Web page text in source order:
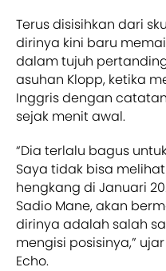
Terus disisihkan dari
dirinya kini baru
dalam tujuh
asuhan Klopp, ketika
Inggris dengan
sejak menit awal.
“Dia terlalu bagus
Saya tidak bisa
hengkang di Januari
Sadio Mane, akan
dirinya adalah salah
mengisi posisinya,”
Echo.